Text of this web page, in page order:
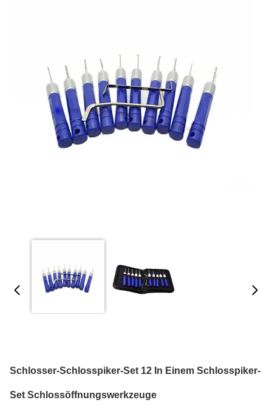
Schlosser-Schlosspiker-Set 12 In Einem Schlosspiker-
Set Schlossöffnungswerkzeuge